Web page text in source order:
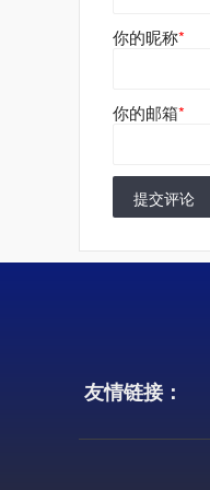
你的昵称*
你的邮箱*
提交评论
友情链接：